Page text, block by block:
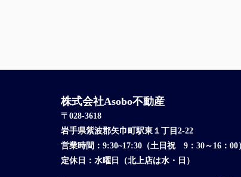
株式会社Asobo不動産
〒028-3618
岩手県紫波郡矢巾町駅東１丁目2-22
営業時間： 9:30~17:30（土日祝 9：30～16：00
定休日： 水曜日（北上店は水・日）